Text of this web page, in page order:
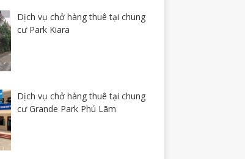
Dịch vụ chở hàng thuê tại chung
cư Park Kiara
Dịch vụ chở hàng thuê tại chung
cư Grande Park Phú Lãm